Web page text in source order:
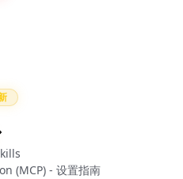
(MCP) - 设置指南